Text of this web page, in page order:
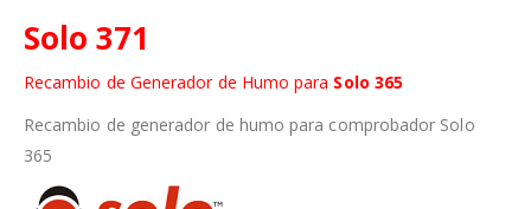
Solo 371
Recambio de Generador de Humo para Solo 365
Recambio de generador de humo para comprobador Solo
365